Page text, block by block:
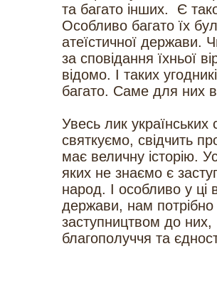
та багато інших. Є
Особливо багато їх
атеїстичної держави.
за сповідання їхньої
відомо. І таких
багато. Саме для них
Увесь лик українських
святкуємо, свідчить
має величну історію.
яких не знаємо є
народ. І особливо у ці
держави, нам
заступництвом до
благополуччя та